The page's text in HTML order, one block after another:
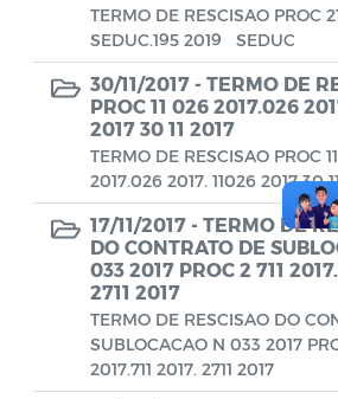
Conselho Municipal do Meio
CONDEMA
Conselho Municipal dos
Criança e do Adolescente de
CMDCAA
Contratos
Convênio
Diário oficial
TERMO DE RESCISAO PROC
SEDUC.195 2019 SEDUC
30/11/2017 - TERMO DE
PROC 11 026 2017.026
2017 30 11 2017
TERMO DE RESCISAO PROC
2017.026 2017. 11026 2017 30
17/11/2017 - TERMO DE
DO CONTRATO DE
033 2017 PROC 2 711
2711 2017
TERMO DE RESCISAO DO
SUBLOCACAO N 033 2017
2017.711 2017. 2711 2017